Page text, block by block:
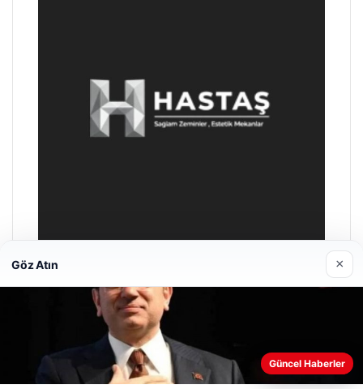
Enes Kaplan Avukatlık Bürosu
Göz Atın ×
Güncel Haberler